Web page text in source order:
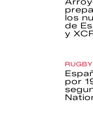
los
de
y
RUGBY
por